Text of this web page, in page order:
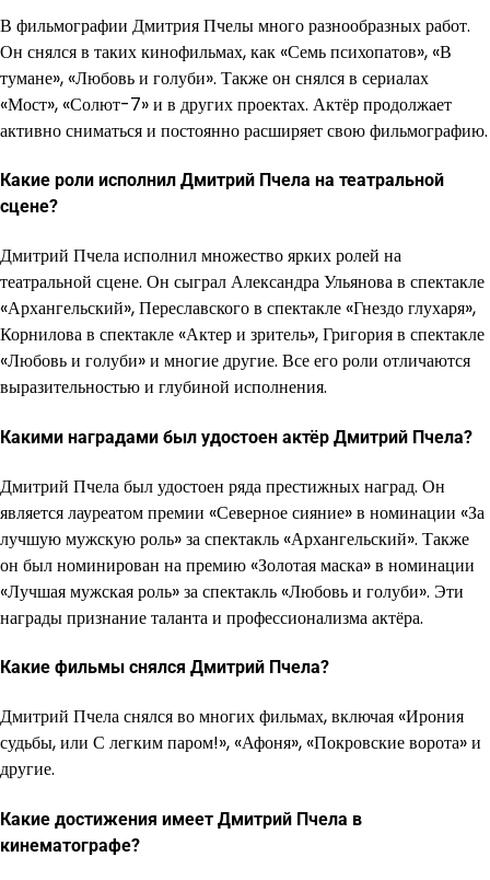
В фильмографии Дмитрия Пчелы много разнообразных работ.
Он снялся в таких кинофильмах, как «Семь психопатов», «В
тумане», «Любовь и голуби». Также он снялся в сериалах
«Мост», «Солют-7» и в других проектах. Актёр продолжает
активно сниматься и постоянно расширяет свою фильмографию.
Какие роли исполнил Дмитрий Пчела на театральной
сцене?
Дмитрий Пчела исполнил множество ярких ролей на
театральной сцене. Он сыграл Александра Ульянова в спектакле
«Архангельский», Переславского в спектакле «Гнездо глухаря»,
Корнилова в спектакле «Актер и зритель», Григория в спектакле
«Любовь и голуби» и многие другие. Все его роли отличаются
выразительностью и глубиной исполнения.
Какими наградами был удостоен актёр Дмитрий Пчела?
Дмитрий Пчела был удостоен ряда престижных наград. Он
является лауреатом премии «Северное сияние» в номинации «За
лучшую мужскую роль» за спектакль «Архангельский». Также
он был номинирован на премию «Золотая маска» в номинации
«Лучшая мужская роль» за спектакль «Любовь и голуби». Эти
награды признание таланта и профессионализма актёра.
Какие фильмы снялся Дмитрий Пчела?
Дмитрий Пчела снялся во многих фильмах, включая «Ирония
судьбы, или С легким паром!», «Афоня», «Покровские ворота» и
другие.
Какие достижения имеет Дмитрий Пчела в
кинематографе?